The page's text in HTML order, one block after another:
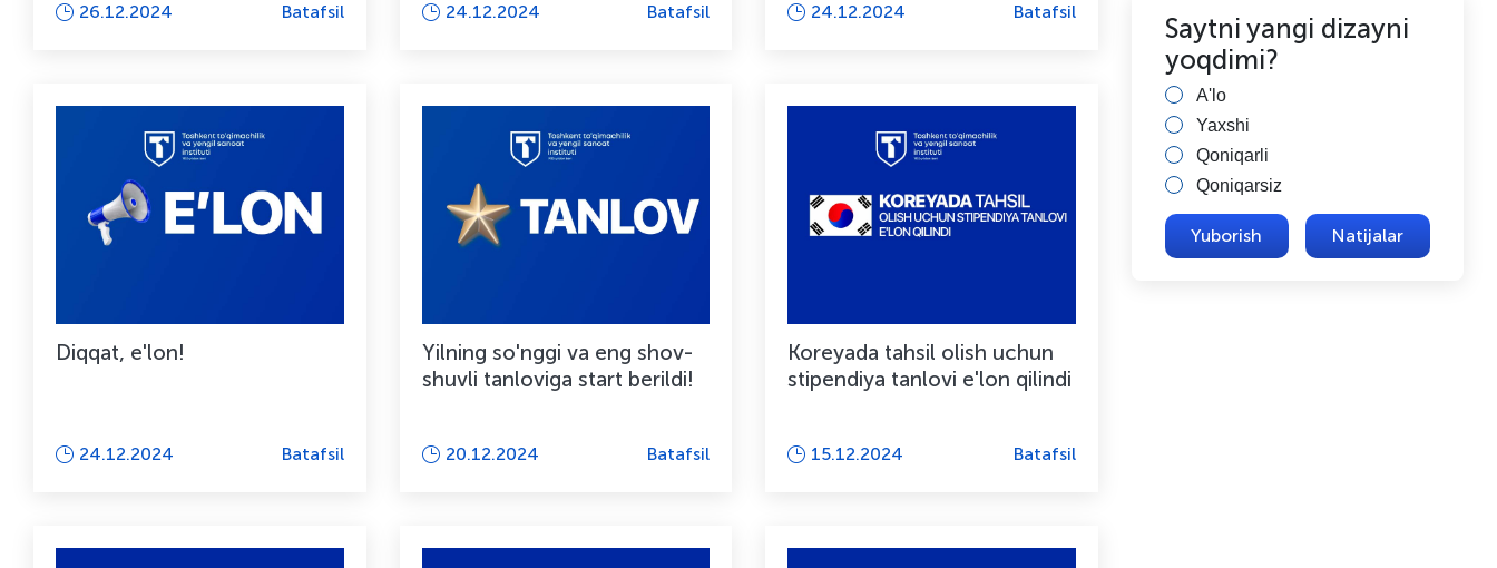
26.12.2024 Batafsil 24.12.2024 Batafsil 24.12.2024 Batafsil
Diqqat, e'lon!
24.12.2024 Batafsil
Yilning so'nggi va eng shov-
shuvli tanloviga start berildi!
20.12.2024 Batafsil
Koreyada tahsil olish uchun
stipendiya tanlovi e'lon qilindi
15.12.2024 Batafsil
Saytni yangi dizayni
yoqdimi?
A'lo
Yaxshi
Qoniqarli
Qoniqarsiz
Natijalar